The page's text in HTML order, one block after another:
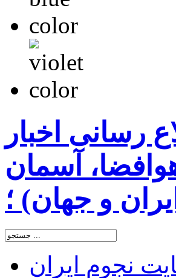
رسانی اخبار
آسمان
و جهان) ؛
نجوم ایران